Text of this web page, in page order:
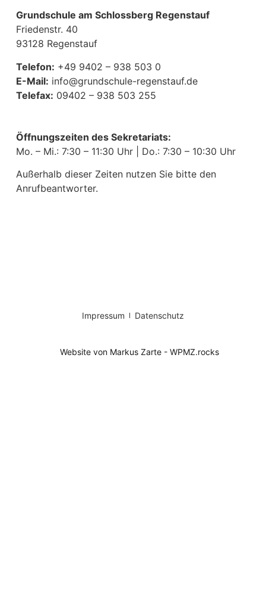
Grundschule am Schlossberg Regenstauf
Friedenstr. 40
93128 Regenstauf
Telefon: +49 9402 – 938 503 0
E-Mail: info@grundschule-regenstauf.de
Telefax: 09402 – 938 503 255
Öffnungszeiten des Sekretariats:
Mo. – Mi.: 7:30 – 11:30 Uhr | Do.: 7:30 – 10:30 Uhr
Außerhalb dieser Zeiten nutzen Sie bitte den
Anrufbeantworter.
Impressum Datenschutz
Website von Markus Zarte - WPMZ.rocks